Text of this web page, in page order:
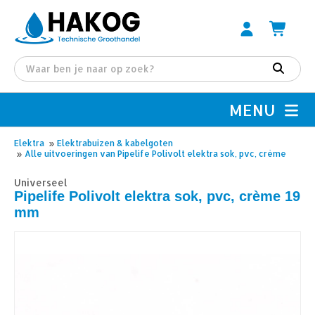
MENU
Elektra » Elektrabuizen & kabelgoten
» Alle uitvoeringen van Pipelife Polivolt elektra sok, pvc, crème
Universeel
Pipelife Polivolt elektra sok, pvc, crème 19
mm